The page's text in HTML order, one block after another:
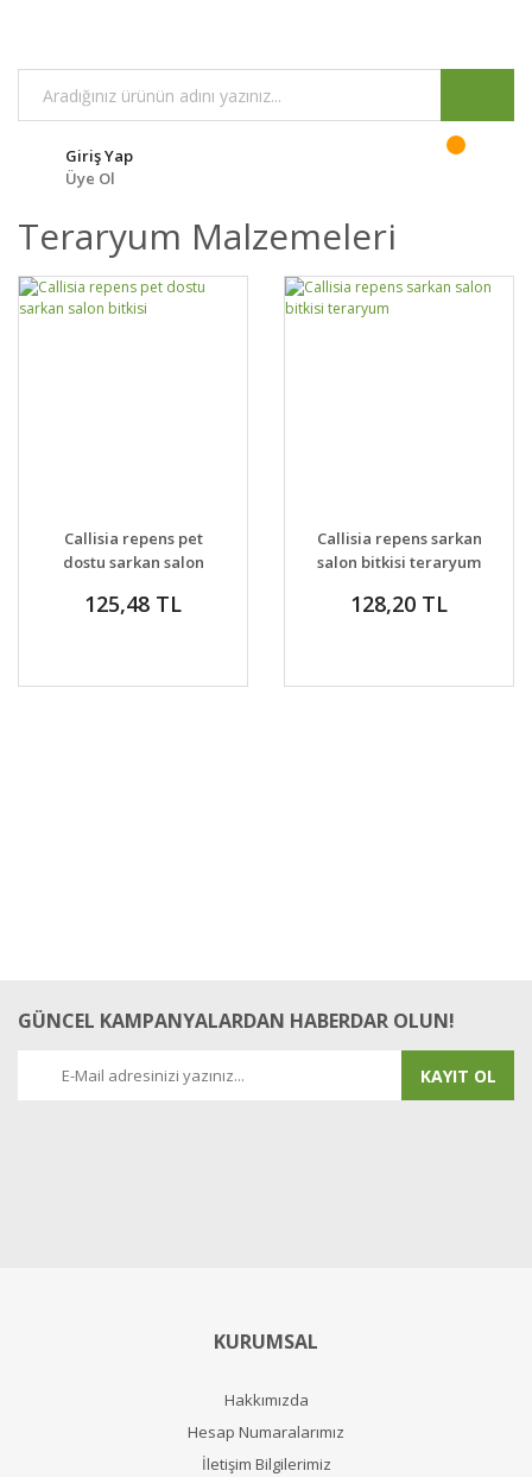
Giriş Yap
Üye Ol
Teraryum Malzemeleri
DETAYLAR
VER
Callisia repens pet
dostu sarkan salon
125,48 TL
DETAYLAR
VER
Callisia repens sarkan
salon bitkisi teraryum
128,20 TL
GÜNCEL KAMPANYALARDAN HABERDAR OLUN!
KAYIT OL
KURUMSAL
Hakkımızda
Hesap Numaralarımız
İletişim Bilgilerimiz